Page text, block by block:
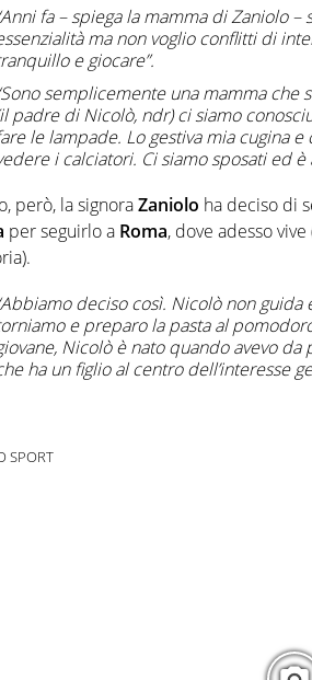
fa – spiega la mamma di Zaniolo –
ma non voglio conflitti di
e giocare”.
semplicemente una mamma che
padre di Nicolò, ndr) ci siamo
le lampade. Lo gestiva mia cugina e
i calciatori. Ci siamo sposati ed è
però, la signoraZaniolo ha deciso di
per seguirlo a Roma, dove adesso
deciso così. Nicolò non
e preparo la pasta al
Nicolò è nato quando avevo da
ha un figlio al centro dell’interesse
SPORT